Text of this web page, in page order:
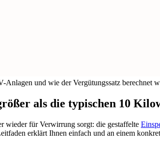
Anlagen und wie der Vergütungssatz berechnet
als die typischen 10
wieder für Verwirrung sorgt: die gestaffelte
erklärt Ihnen einfach und an einem